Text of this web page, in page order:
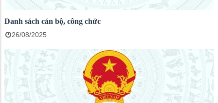
Danh sách cán bộ, công chức
26/08/2025